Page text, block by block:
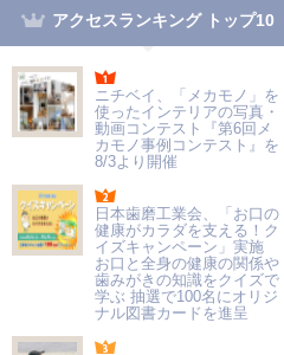
アクセスランキング トップ10
ニチベイ、「メカモノ」を
使ったインテリアの写真・
動画コンテスト『第6回メ
カモノ事例コンテスト』を
8/3より開催
日本歯磨工業会、「お口の
健康がカラダを支える！ク
イズキャンペーン」実施
お口と全身の健康の関係や
歯みがきの知識をクイズで
学ぶ 抽選で100名にオリジ
ナル図書カードを進呈